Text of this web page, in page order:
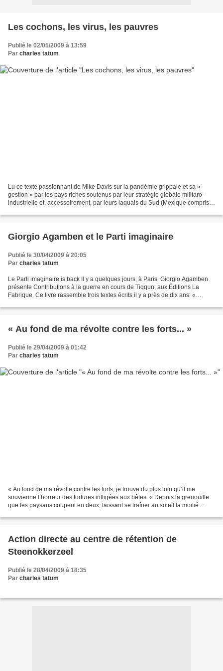
Les cochons, les virus, les pauvres
Publié le 02/05/2009 à 13:59
Par charles tatum
Lu ce texte passionnant de Mike Davis sur la pandémie grippale et sa «
gestion » par les pays riches soutenus par leur stratégie globale militaro-
industrielle et, accessoirement, par leurs laquais du Sud (Mexique compris).
Giorgio Agamben et le Parti imaginaire
Publié le 30/04/2009 à 20:05
Par charles tatum
Le Parti imaginaire is back Il y a quelques jours, à Paris. Giorgio Agamben
présente Contributions à la guerre en cours de Tiqqun, aux Éditions La
Fabrique. Ce livre rassemble trois textes écrits il y a près de dix ans: «
« Au fond de ma révolte contre les forts... »
Publié le 29/04/2009 à 01:42
Par charles tatum
« Au fond de ma révolte contre les forts, je trouve du plus loin qu’il me
souvienne l’horreur des tortures infligées aux bêtes. « Depuis la grenouille
que les paysans coupent en deux, laissant se traîner au soleil la moitié
Action directe au centre de rétention de
Steenokkerzeel
Publié le 28/04/2009 à 18:35
Par charles tatum